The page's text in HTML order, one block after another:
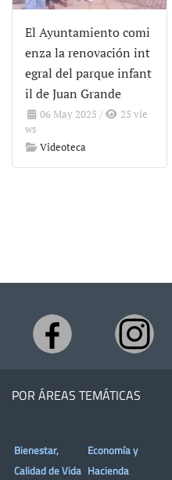
El Ayuntamiento comi
enza la renovación int
egral del parque infant
il de Juan Grande
06 May 2025 /
25 vie
ws
Videoteca
POR ÁREAS TEMÁTICAS
Bienestar,
Calidad de Vida
Economía y
Hacienda